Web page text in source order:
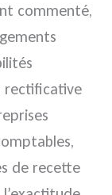
commenté,
rectificative
de recette